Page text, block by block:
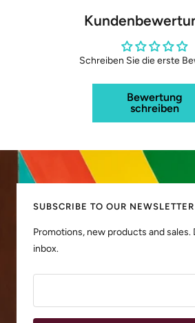
Schreiben Sie die erste
Bewertung
schreiben
SUBSCRIBE TO OUR NEWSLETTER
Promotions, new products and
inbox.